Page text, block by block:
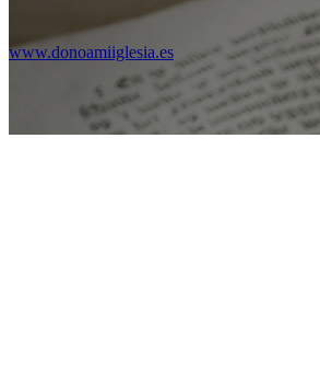
www.donoamiiglesia.es